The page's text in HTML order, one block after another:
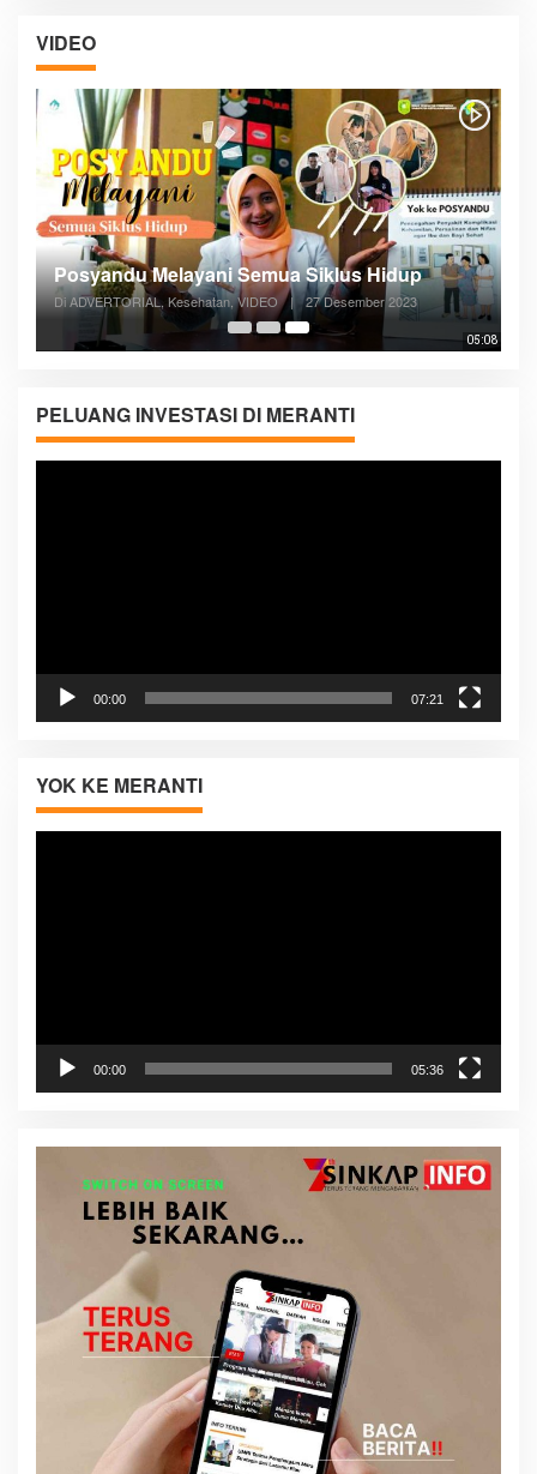
VIDEO
05:08
Posyandu Melayani Semua Siklus Hidup
Di ADVERTORIAL, Kesehatan, VIDEO | 27 Desember 2023
PELUANG INVESTASI DI MERANTI
Pemutar
00:00 07:21
YOK KE MERANTI
00:00 05:36